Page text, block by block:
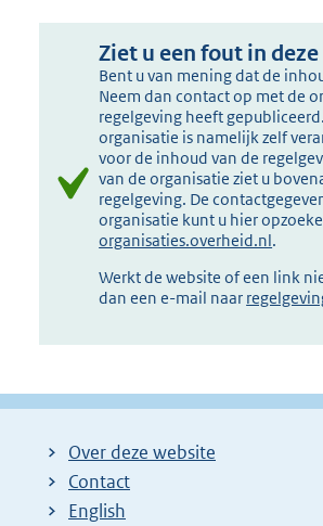
Ziet u een fout in
Bent u van mening dat de
Neem dan contact op met de
regelgeving heeft
organisatie is namelijk zelf
voor de inhoud van de
van de organisatie ziet u
regelgeving. De
organisatie kunt u hier
organisaties.overheid.nl.
Werkt de website of een link
dan een e-mail naar
Over deze website
Contact
English